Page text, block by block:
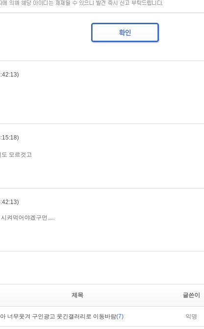
제목 글쓴이
아 너무웃겨 구인광고 웃긴갤러리로 이동바람(7) 익명